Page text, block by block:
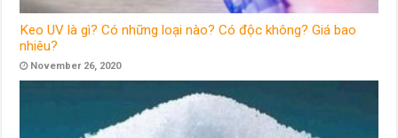
Keo UV là gì? Có những loại nào? Có độc không? Giá bao
nhiêu?
November 26, 2020